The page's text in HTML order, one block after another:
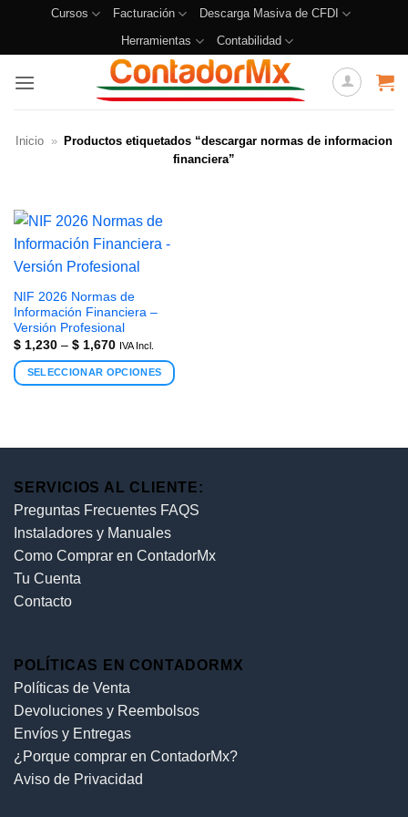
Cursos Facturación
Descarga Masiva de CFDI
Herramientas
Contabilidad
Inicio » Productos etiquetados “descargar normas de informacion
financiera”
NIF 2026 Normas de
Información Financiera –
Versión Profesional
$1,230 – $1,670 IVA Incl.
SELECCIONAR OPCIONES
SERVICIOS AL CLIENTE:
Preguntas Frecuentes FAQS
Instaladores y Manuales
Como Comprar en ContadorMx
Tu Cuenta
Contacto
POLÍTICAS EN CONTADORMX
Políticas de Venta
Devoluciones y Reembolsos
Envíos y Entregas
¿Porque comprar en ContadorMx?
Aviso de Privacidad